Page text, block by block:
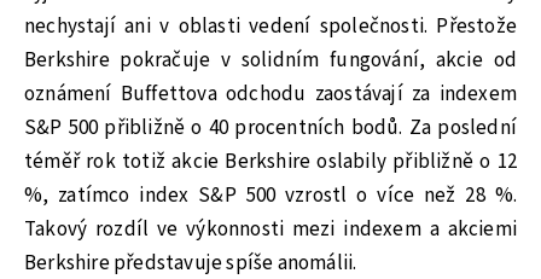
nechystají ani v oblasti vedení společnosti. Přestože
Berkshire pokračuje v solidním fungování, akcie od
oznámení Buffettova odchodu zaostávají za indexem
S&P 500 přibližně o 40 procentních bodů. Za poslední
téměř rok totiž akcie Berkshire oslabily přibližně o 12
%, zatímco index S&P 500 vzrostl o více než 28 %.
Takový rozdíl ve výkonnosti mezi indexem a akciemi
Berkshire představuje spíše anomálii.